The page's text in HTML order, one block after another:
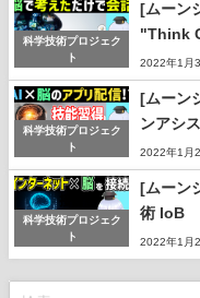
科学技術プロジェク
ト
[ムーン
"Think
2022年1月
科学技術プロジェク
ト
[ムーン
ンアシ
2022年1月
科学技術プロジェク
ト
[ムーン
術 IoB
2022年1月